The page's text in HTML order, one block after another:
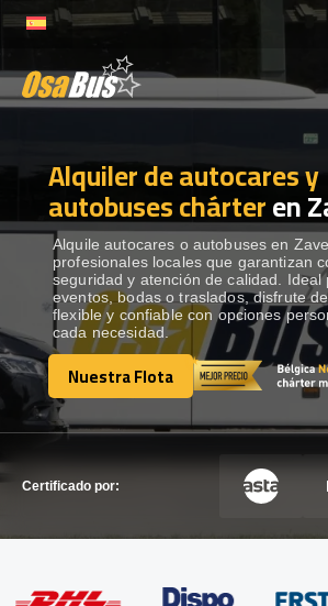
to
ALQUILER DE AUTOCARES
DESTINOS
RECORRIDAS
FLOTA
Alquiler de autocares y
autobuses chárteren
Alquile autocares o autobuses en
profesionales locales que garantizan
seguridad y atención de calidad. Ideal
eventos, bodas o traslados, disfrute
flexible y confiable con opciones
cada necesidad.
Nuestra Flota
Nuestra Flota
Certificado por: